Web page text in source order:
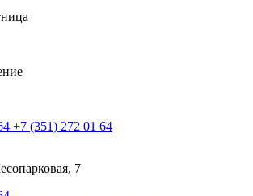
+7 (351) 272 01 64
7